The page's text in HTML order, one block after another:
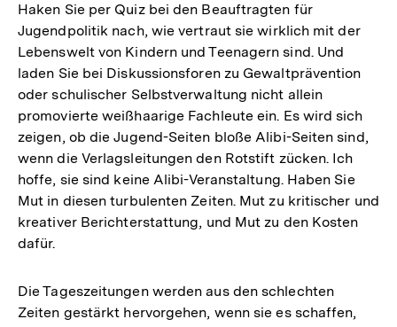
Haken Sie per Quiz bei den Beauftragten für
Jugendpolitik nach, wie vertraut sie wirklich mit der
Lebenswelt von Kindern und Teenagern sind. Und
laden Sie bei Diskussionsforen zu Gewaltprävention
oder schulischer Selbstverwaltung nicht allein
promovierte weißhaarige Fachleute ein. Es wird sich
zeigen, ob die Jugend-Seiten bloße Alibi-Seiten sind,
wenn die Verlagsleitungen den Rotstift zücken. Ich
hoffe, sie sind keine Alibi-Veranstaltung. Haben Sie
Mut in diesen turbulenten Zeiten. Mut zu kritischer und
kreativer Berichterstattung, und Mut zu den Kosten
dafür.
Die Tageszeitungen werden aus den schlechten
Zeiten gestärkt hervorgehen, wenn sie es schaffen,